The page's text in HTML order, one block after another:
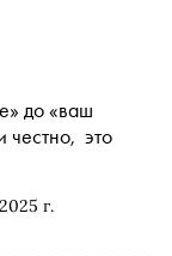
г.
до «ваш
честно, это